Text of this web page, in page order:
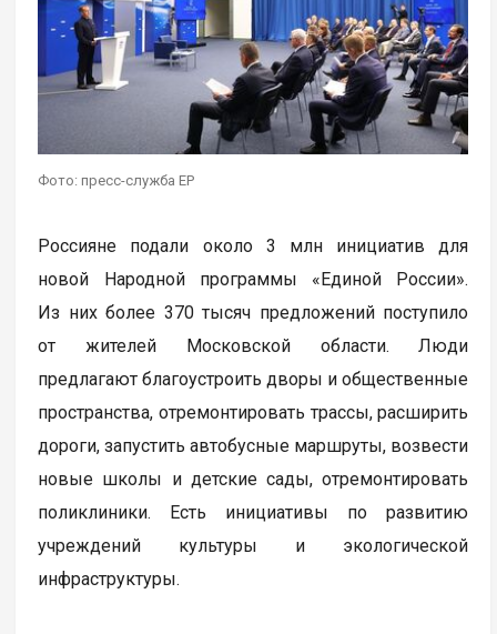
Фото: пресс-служба ЕР
Россияне подали около 3 млн инициатив для
новой Народной программы «Единой России».
Из них более 370 тысяч предложений поступило
от жителей Московской области. Люди
предлагают благоустроить дворы и общественные
пространства, отремонтировать трассы, расширить
дороги, запустить автобусные маршруты, возвести
новые школы и детские сады, отремонтировать
поликлиники. Есть инициативы по развитию
учреждений культуры и экологической
инфраструктуры.